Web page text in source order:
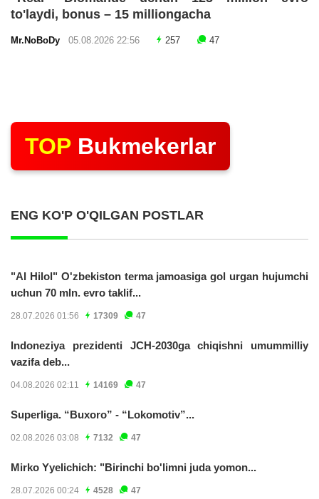
to'laydi, bonus – 15 milliongacha
Mr.NoBoDy 05.08.2026 22:56 257 47
TOP Bukmekerlar
ENG KO'P O'QILGAN POSTLAR
"Al Hilol" O'zbekiston terma jamoasiga gol urgan hujumchi
uchun 70 mln. evro taklif...
28.07.2026 01:56 17309 47
Indoneziya prezidenti JCH-2030ga chiqishni umummilliy
vazifa deb...
04.08.2026 02:11 14169 47
Superliga. “Buxoro” - “Lokomotiv”...
02.08.2026 03:08 7132 47
Mirko Yyelichich: "Birinchi bo'limni juda yomon...
28.07.2026 00:24 4528 47